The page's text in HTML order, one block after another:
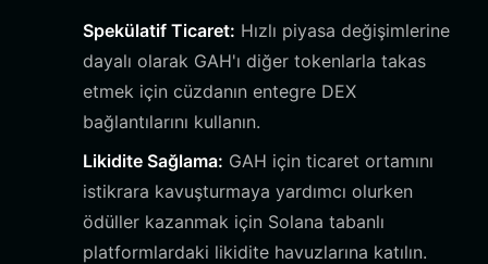
Spekülatif Ticaret: Hızlı piyasa değişimlerine
dayalı olarak GAH'ı diğer tokenlarla takas
etmek için cüzdanın entegre DEX
bağlantılarını kullanın.
Likidite Sağlama: GAH için ticaret ortamını
istikrara kavuşturmaya yardımcı olurken
ödüller kazanmak için Solana tabanlı
platformlardaki likidite havuzlarına katılın.